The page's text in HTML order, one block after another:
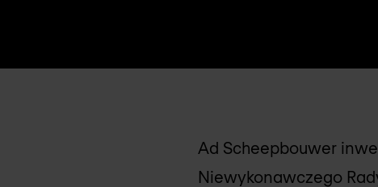
Ad Scheepbouwer
Niewykonawczego